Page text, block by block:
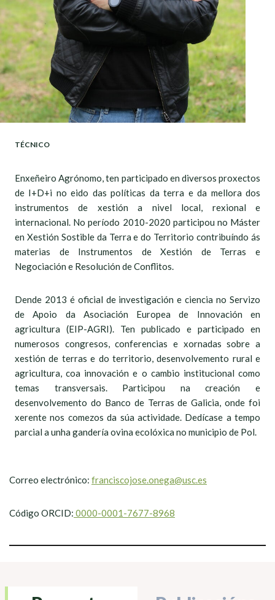
TÉCNICO
Enxeñeiro Agrónomo, ten participado en diversos proxectos
de I+D+i no eido das políticas da terra e da mellora dos
instrumentos de xestión a nivel local, rexional e
internacional. No período 2010-2020 participou no Máster
en Xestión Sostible da Terra e do Territorio contribuíndo ás
materias de Instrumentos de Xestión de Terras e
Negociación e Resolución de Conflitos.
Dende 2013 é oficial de investigación e ciencia no Servizo
de Apoio da Asociación Europea de Innovación en
agricultura (EIP-AGRI). Ten publicado e participado en
numerosos congresos, conferencias e xornadas sobre a
xestión de terras e do territorio, desenvolvemento rural e
agricultura, coa innovación e o cambio institucional como
temas transversais. Participou na creación e
desenvolvemento do Banco de Terras de Galicia, onde foi
xerente nos comezos da súa actividade. Dedícase a tempo
parcial a unha gandería ovina ecolóxica no municipio de Pol.
Correo electrónico: franciscojose.onega@usc.es
Código ORCID: 0000-0001-7677-8968